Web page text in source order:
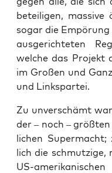
betei­li­gen, mas­si­ve
sogar die
aus­ge­rich­te­ten
wel­che das Pro­jekt
im Gro­ßen und
und Linkspartei.
Zu unver­schämt
der – noch –
li­chen
lich die
US-